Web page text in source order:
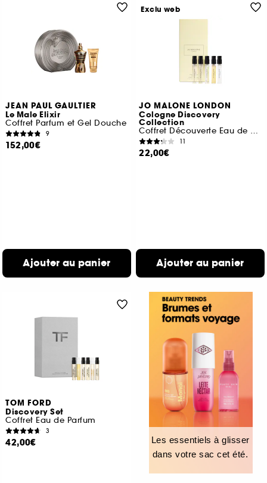
JEAN PAUL GAULTIER
Le Male Elixir
Coffret Parfum et Gel Douche
9
152,00€
Ajouter au panier
JO MALONE LONDON
Cologne Discovery
Collection
Coffret Découverte Eau de Cologne
11
22,00€
Ajouter au panier
Exclu web
TOM FORD
Discovery Set
Coffret Eau de Parfum
3
42,00€
Les essentiels à glisser
dans votre sac cet été.